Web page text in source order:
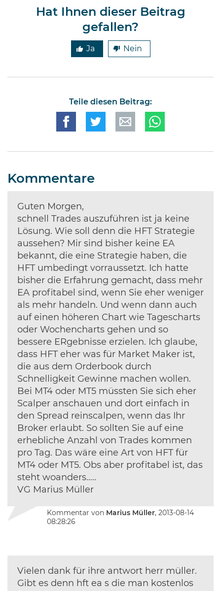
ganzen Welt …
Hat Ihnen dieser Beitrag
gefallen?
Ja Nein
Teile diesen Beitrag:
Kommentare
Guten Morgen,
schnell Trades auszuführen ist ja keine
Lösung. Wie soll denn die HFT Strategie
aussehen? Mir sind bisher keine EA
bekannt, die eine Strategie haben, die
HFT umbedingt vorraussetzt. Ich hatte
bisher die Erfahrung gemacht, dass mehr
EA profitabel sind, wenn Sie eher weniger
als mehr handeln. Und wenn dann auch
auf einen höheren Chart wie Tagescharts
oder Wochencharts gehen und so
bessere ERgebnisse erzielen. Ich glaube,
dass HFT eher was für Market Maker ist,
die aus dem Orderbook durch
Schnelligkeit Gewinne machen wollen.
Bei MT4 oder MT5 müssten Sie sich eher
Scalper anschauen und dort einfach in
den Spread reinscalpen, wenn das Ihr
Broker erlaubt. So sollten Sie auf eine
erhebliche Anzahl von Trades kommen
pro Tag. Das wäre eine Art von HFT für
MT4 oder MT5. Obs aber profitabel ist, das
steht woanders…..
VG Marius Müller
Kommentar von Marius Müller, 2013-08-14
08:28:26
Vielen dank für ihre antwort herr müller.
Gibt es denn hft ea s die man kostenlos